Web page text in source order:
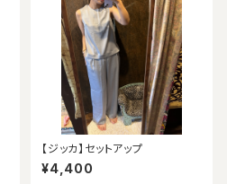
【ジッカ】セットアップ
¥4,400